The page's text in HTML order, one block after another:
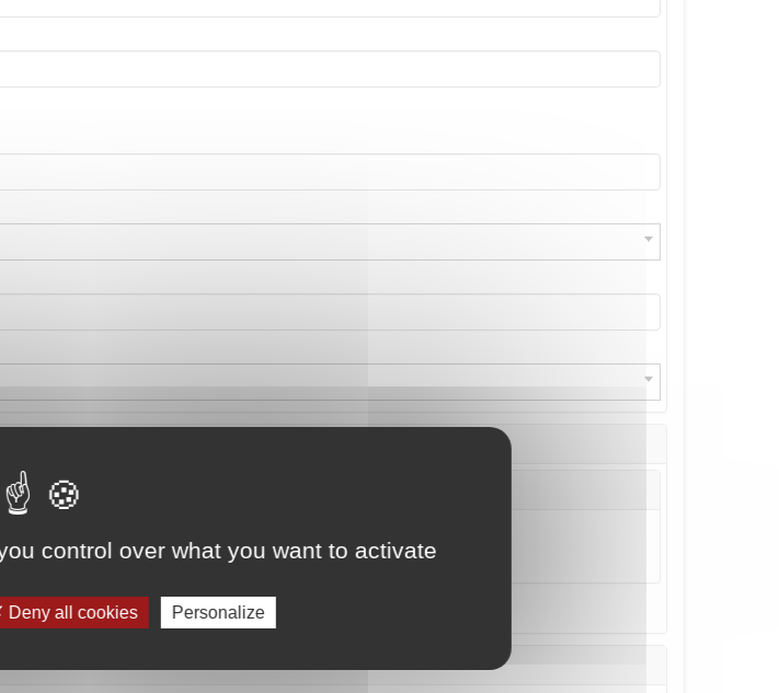
control over what you want to activate
Deny all cookies Personalize